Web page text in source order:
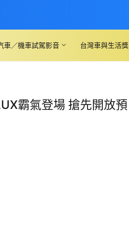
車／機車試駕影音 台灣車與生活獎
霸氣登場 搶先開放預